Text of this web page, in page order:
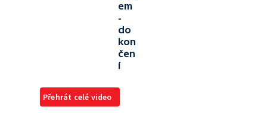
em
-
do
kon
čen
í
Přehrát celé video